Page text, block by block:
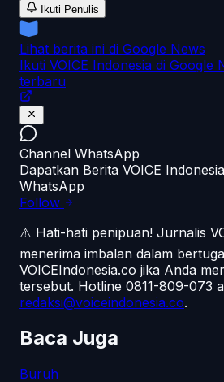
Ikuti Penulis
Lihat berita ini di Google News
Ikuti VOICE Indonesia di Google
terbaru
Channel WhatsApp
Dapatkan Berita VOICE
WhatsApp
Follow
⚠️ Hati-hati penipuan! Jurnalis
menerima imbalan dalam
VOICEIndonesia.co jika Anda
tersebut. Hotline 0811-809-073
redaksi@voiceindonesia.co.
Baca Juga
Buruh